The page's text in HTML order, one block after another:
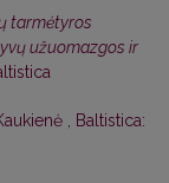
tarmėtyros
užuomazgos ir
, Baltistica: